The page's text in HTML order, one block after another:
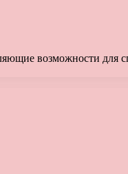
возможности для